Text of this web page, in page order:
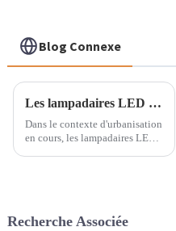
Blog Connexe
Les lampadaires LED peuvent-ils également être partagés ?
Dans le contexte d'urbanisation
en cours, les lampadaires LED
progrès technologiques…
Recherche Associée